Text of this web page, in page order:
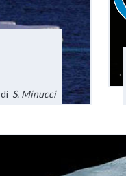
di S. Minucci